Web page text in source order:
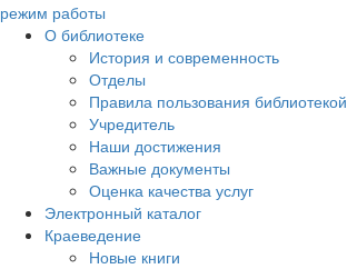
режим работы
О библиотеке
История и современность
Отделы
Правила пользования библиотекой
Учредитель
Наши достижения
Важные документы
Оценка качества услуг
Электронный каталог
Краеведение
Новые книги